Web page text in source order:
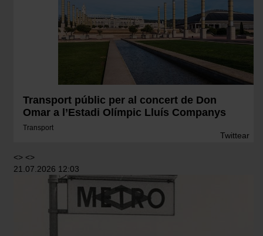
Transport públic per al concert de Don
Omar a l’Estadi Olímpic Lluís Companys
Transport
Twittear
<> <>
21.07.2026 12:03